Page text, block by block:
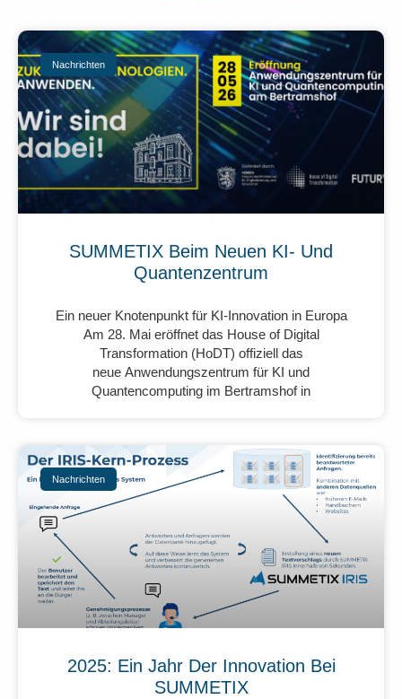
Nachrichten
SUMMETIX Beim Neuen KI- Und
Quantenzentrum
Ein neuer Knotenpunkt für KI-Innovation in Europa
Am 28. Mai eröffnet das House of Digital
Transformation (HoDT) offiziell das
neue Anwendungszentrum für KI und
Quantencomputing im Bertramshof in
Nachrichten
2025: Ein Jahr Der Innovation Bei
SUMMETIX